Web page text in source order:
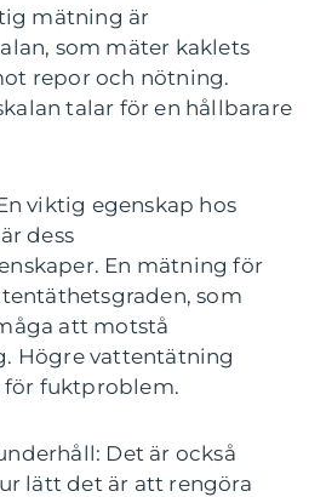
mätning är
som mäter kaklets
repor och nötning.
talar för en hållbarare
viktig egenskap hos
dess
En mätning för
som
att motstå
Högre vattentätning
för fuktproblem.
Det är också
lätt det är att rengöra